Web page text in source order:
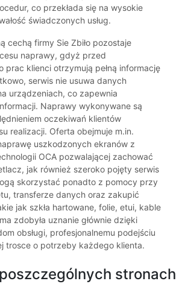
co przekłada się na wysokie
świadczonych usług.
cechą firmy Sie Zbiło pozostaje
naprawy, gdyż przed
prac klienci otrzymują pełną informację
serwis nie usuwa danych
urządzeniach, co zapewnia
Naprawy wykonywane są
oczekiwań klientów
realizacji. Oferta obejmuje m.in.
uszkodzonych ekranów z
OCA pozwalającej zachować
jak również szeroko pojęty serwis
skorzystać ponadto z pomocy przy
transferze danych oraz zakupić
jak szkła hartowane, folie, etui, kable
zdobyła uznanie głównie dzięki
obsługi, profesjonalnemu podejściu
trosce o potrzeby każdego klienta.
stronach